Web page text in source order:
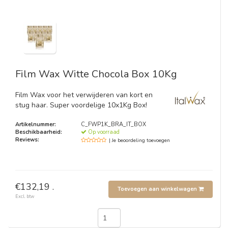
Film Wax Witte Chocola Box 10Kg
Film Wax voor het verwijderen van kort en
stug haar. Super voordelige 10x1Kg Box!
Artikelnummer:
C_FWP1K_BRA_IT_BOX
Beschikbaarheid:
Op voorraad
Reviews:
| Je beoordeling toevoegen
€132,19 .
Excl. btw
Toevoegen aan winkelwagen